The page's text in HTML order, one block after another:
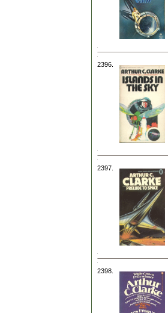
2396.
2397.
2398.